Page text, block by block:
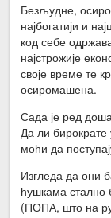
Безљудне,
најбогатији и
код себе
најстрожије
своје време те
осиромашена.
Сада је ред
Да ли бирократе
моћи да
Изгледа да они
ћушкама стално
(ПОПА, што на